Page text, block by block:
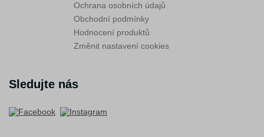
Ochrana osobních údajů
Obchodní podmínky
Hodnocení produktů
Změnit nastavení cookies
Sledujte nás